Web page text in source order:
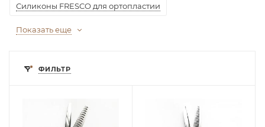
Силиконы FRESCO для ортопластии
Показать еще
ФИЛЬТР